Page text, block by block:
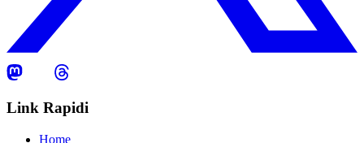
Link Rapidi
Home